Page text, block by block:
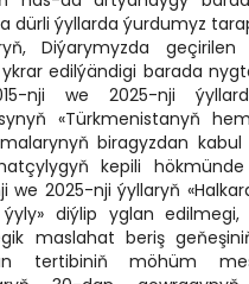
dürli ýyllarda ýurdumyz
Diýarymyzda
edilýändigi barada
nji we 2025-nji
«Türkmenistanyň
biragyzdan
kepili
we 2025-nji ýyllaryň
diýlip yglan
maslahat beriş
tertibiniň möhüm